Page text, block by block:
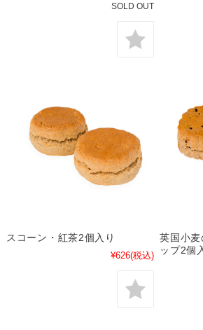
SOLD OUT
スコーン・紅茶2個入り
¥626(税込)
英国小
ップ2個